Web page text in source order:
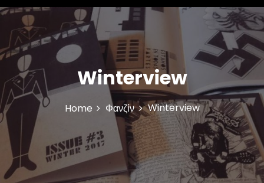
n
e
n
u
I
c
o
n
Winterview
Home Φανζίν Winterview
l